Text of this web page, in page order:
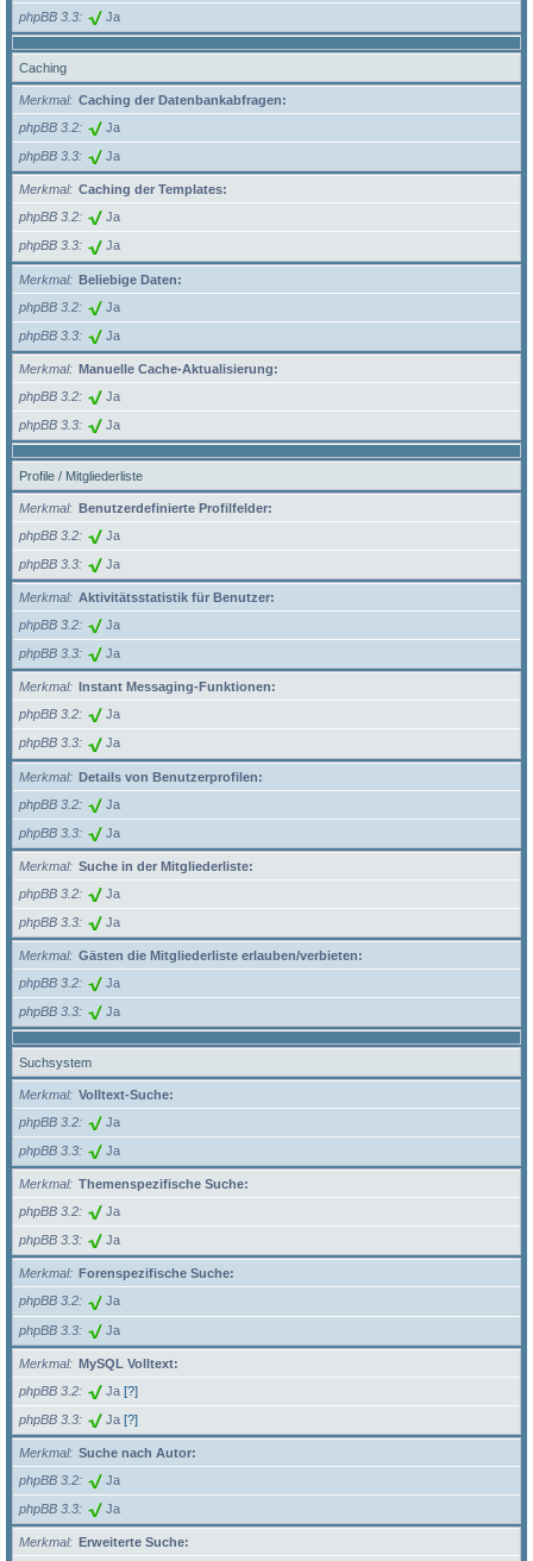
phpBB 3.3 Ja
Caching
Merkmal
Caching der Datenbankabfragen:
phpBB 3.2
Ja
phpBB 3.3 Ja
Merkmal
Caching der Templates:
phpBB 3.2
Ja
phpBB 3.3 Ja
Merkmal
Beliebige Daten:
phpBB 3.2
Ja
phpBB 3.3 Ja
Merkmal
Manuelle Cache-Aktualisierung:
phpBB 3.2
Ja
phpBB 3.3 Ja
Profile / Mitgliederliste
Merkmal
Benutzerdefinierte Profilfelder:
phpBB 3.2
Ja
phpBB 3.3 Ja
Merkmal
Aktivitätsstatistik für Benutzer:
phpBB 3.2
Ja
phpBB 3.3 Ja
Merkmal
Instant Messaging-Funktionen:
phpBB 3.2
Ja
phpBB 3.3 Ja
Merkmal
Details von Benutzerprofilen:
phpBB 3.2
Ja
phpBB 3.3 Ja
Merkmal
Suche in der Mitgliederliste:
phpBB 3.2
Ja
phpBB 3.3 Ja
Merkmal
Gästen die Mitgliederliste erlauben/verbieten:
phpBB 3.2
Ja
phpBB 3.3 Ja
Suchsystem
Merkmal
Volltext-Suche:
phpBB 3.2
Ja
phpBB 3.3 Ja
Merkmal
Themenspezifische Suche:
phpBB 3.2
Ja
phpBB 3.3 Ja
Merkmal
Forenspezifische Suche:
phpBB 3.2
Ja
phpBB 3.3 Ja
Merkmal
MySQL Volltext:
phpBB 3.2
Ja [?]
phpBB 3.3 Ja [?]
Merkmal
Suche nach Autor:
phpBB 3.2
Ja
phpBB 3.3 Ja
Merkmal
Erweiterte Suche: